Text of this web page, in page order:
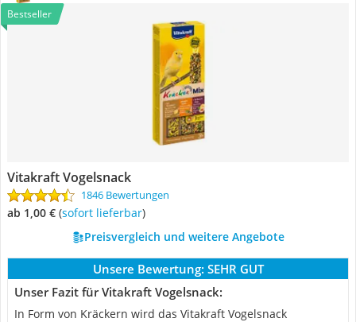
Bestseller
Vitakraft Vogelsnack
1846 Bewertungen
ab 1,00 € ( Sofort lieferbar)
Preisvergleich und weitere Angebote
Unsere Bewertung: SEHR GUT
Unser Fazit für Vitakraft Vogelsnack:
In Form von Kräckern wird das Vitakraft Vogelsnack